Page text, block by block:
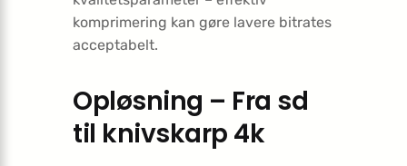
komprimering kan gøre lavere bitrates
acceptabelt.
Opløsning – Fra sd
til knivskarp 4k